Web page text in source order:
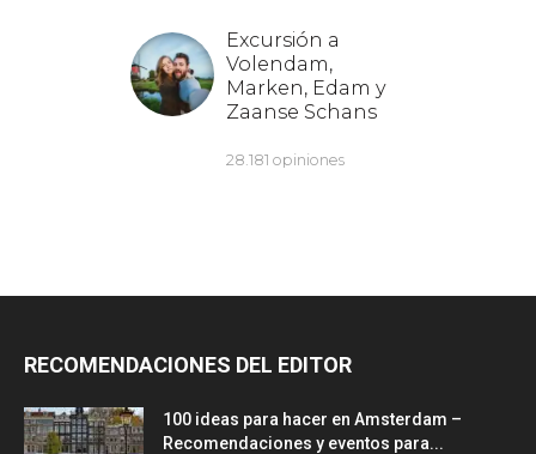
RECOMENDACIONES DEL EDITOR
100 ideas para hacer en Amsterdam –
Recomendaciones y eventos para...